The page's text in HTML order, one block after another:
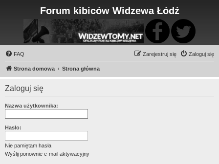
Forum kibiców Widzewa Łódź
FAQ Zaloguj się
Zarejestruj się
Strona domowa Strona główna
Zaloguj się
Nazwa użytkownika:
Hasło:
Nie pamiętam hasła
Wyślij ponownie e-mail aktywacyjny